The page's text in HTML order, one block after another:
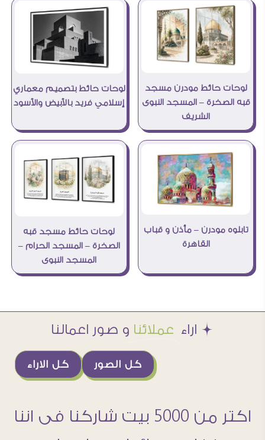
لوحات حائط مودرن مسجد
قبه الصخرة – المسجد النبوى
الشريف
لوحات حائط بتصميم معماري
إسلامي فريد بالأبيض والأسود
تابلوه مودرن – مأذن و قباب
القاهرة
لوحات حائط مسجد قبه
الصخرة – المسجد الحرام –
المسجد النبوى
Æ اراء عملائنا و صور اعمالنا
كل الاراء كل الصور
اكتر من 5000 بيت شاركنا فى اننا